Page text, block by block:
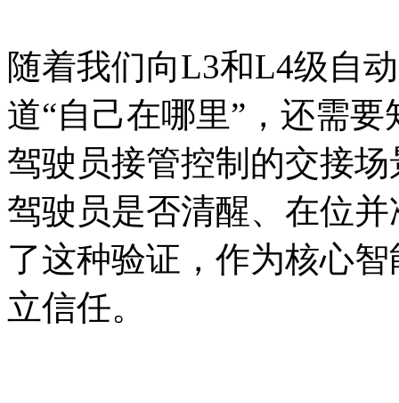
随着我们向L3和L4级自
道“自己在哪里”，还需
驾驶员接管控制的交接
驾驶员是否清醒、在位
了这种验证，作为核心
立信任。